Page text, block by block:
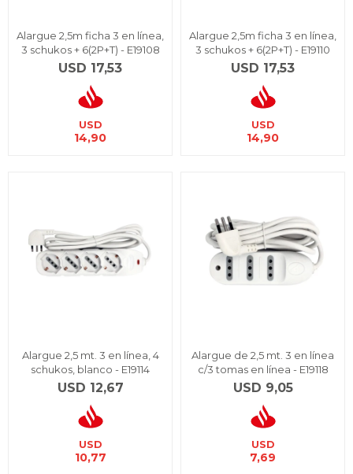
Alargue 2,5m ficha 3 en línea,
3 schukos + 6(2P+T) - E19108
USD 17,53
USD
14,90
Alargue 2,5m ficha 3 en línea,
3 schukos + 6(2P+T) - E19110
USD 17,53
USD
14,90
Alargue 2,5 mt. 3 en línea, 4
schukos, blanco - E19114
USD 12,67
USD
10,77
Alargue de 2,5 mt. 3 en línea
c/3 tomas en línea - E19118
USD 9,05
USD
7,69